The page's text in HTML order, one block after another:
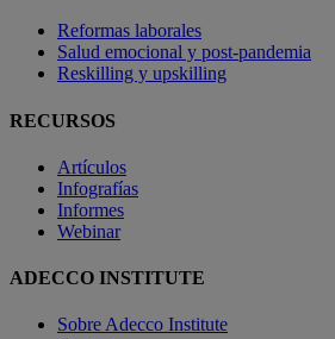
Reformas laborales
Salud emocional y post-pandemia
Reskilling y upskilling
RECURSOS
Artículos
Infografías
Informes
Webinar
ADECCO INSTITUTE
Sobre Adecco Institute